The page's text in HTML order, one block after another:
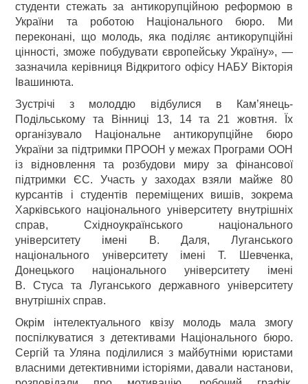
студенти стежать за антикорупційною реформою в
України та роботою Національного бюро. Ми
переконані, що молодь, яка поділяє антикорупційні
цінності, зможе побудувати європейську Україну», —
зазначила керівниця Відкритого офісу НАБУ Вікторія
Івашинюта.
Зустрічі з молоддю відбулися в Кам’янець-
Подільському та Вінниці 13, 14 та 21 жовтня. Їх
організувало Національне антикорупційне бюро
України за підтримки ПРООН у межах Програми ООН
із відновлення та розбудови миру за фінансової
підтримки ЄС. Участь у заходах взяли майже 80
курсантів і студентів переміщених вишів, зокрема
Харківського національного університету внутрішніх
справ, Східноукраїнського національного
університету імені В. Даля, Луганського
національного університету імені Т. Шевченка,
Донецького національного університету імені
В. Стуса та Луганського державного університету
внутрішніх справ.
Окрім інтелектуального квізу молодь мала змогу
поспілкуватися з детективами Національного бюро.
Сергій та Уляна поділилися з майбутніми юристами
власними детективними історіями, давали настанови,